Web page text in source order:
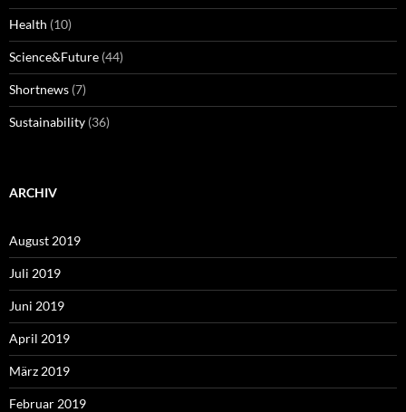
Health (10)
Science&Future (44)
Shortnews (7)
Sustainability (36)
ARCHIV
August 2019
Juli 2019
Juni 2019
April 2019
März 2019
Februar 2019